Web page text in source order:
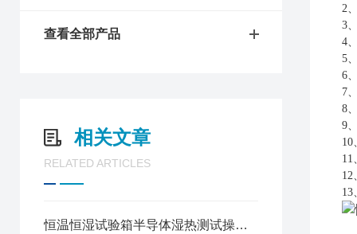
查看全部产品
相关文章
RELATED ARTICLES
恒温恒湿试验箱半导体湿热测试操作规程
2
3
4
5
6
7
8
9
11
12
13